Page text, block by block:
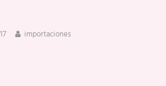
importaciones